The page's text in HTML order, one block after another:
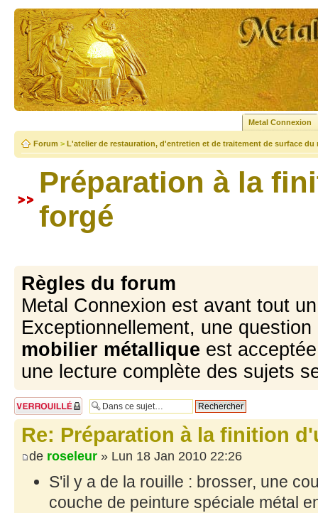
Metal Connexion
Forum > L'atelier de restauration, d'entretien et de traitement de surface du
Préparation à la
forgé
Règles du forum
Metal Connexion est avant tout
Exceptionnellement, une
mobilier métallique est
une lecture complète des sujets
Sujet verrouillé
Re: Préparation à la finition
de roseleur » Lun 18 Jan 2010 22:26
S'il y a de la rouille : brosser, une
couche de peinture spéciale métal